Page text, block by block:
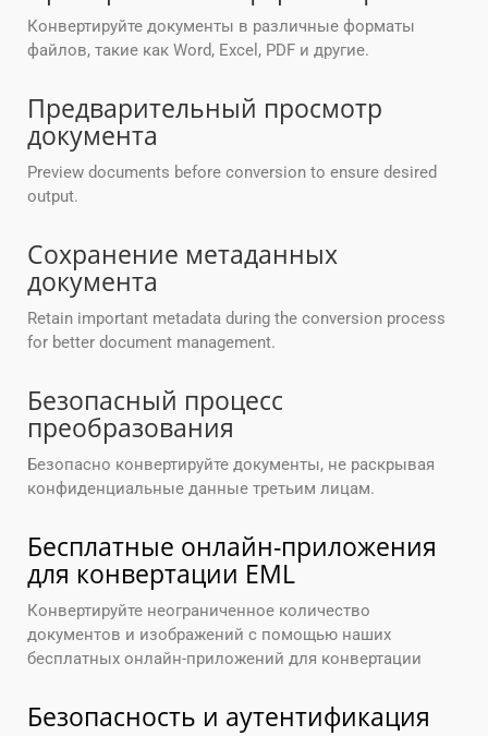
Конвертируйте документы в различные форматы
файлов, такие как Word, Excel, PDF и другие.
Предварительный просмотр
документа
Preview documents before conversion to ensure desired
output.
Сохранение метаданных
документа
Retain important metadata during the conversion process
for better document management.
Безопасный процесс
преобразования
Безопасно конвертируйте документы, не раскрывая
конфиденциальные данные третьим лицам.
Бесплатные онлайн-приложения
для конвертации EML
Конвертируйте неограниченное количество
документов и изображений с помощью наших
бесплатных онлайн-приложений для конвертации
Безопасность и аутентификация